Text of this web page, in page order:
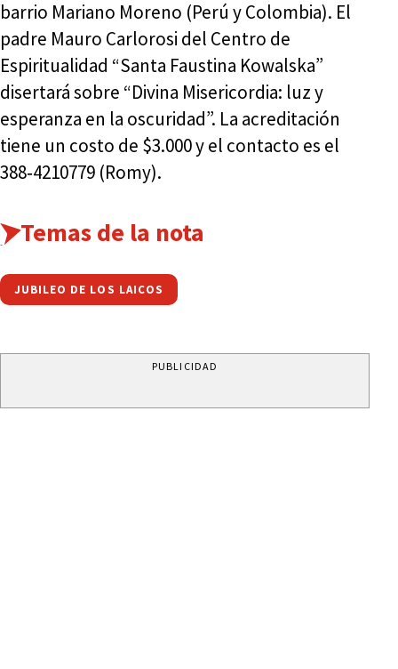
barrio Mariano Moreno (Perú y Colombia). El
padre Mauro Carlorosi del Centro de
Espiritualidad “Santa Faustina Kowalska”
disertará sobre “Divina Misericordia: luz y
esperanza en la oscuridad”. La acreditación
tiene un costo de $3.000 y el contacto es el
388‑4210779 (Romy).
Temas de la nota
JUBILEO DE LOS LAICOS
PUBLICIDAD